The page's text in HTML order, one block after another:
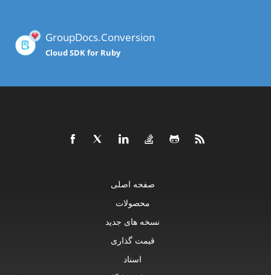
GroupDocs.Conversion
Cloud SDK for Ruby
صفحه اصلی
محصولات
نسخه های جدید
قیمت گذاری
اسناد